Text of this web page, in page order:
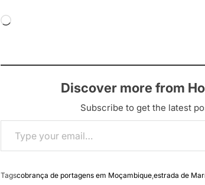
Loading…
Discover more from
Subscribe to get the latest
Type your email…
Tagscobrança de portagens em Moçambique,estrada de